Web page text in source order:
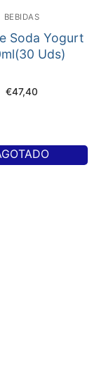
BEBIDAS
Soda Yogurt
Uds)
€47,40